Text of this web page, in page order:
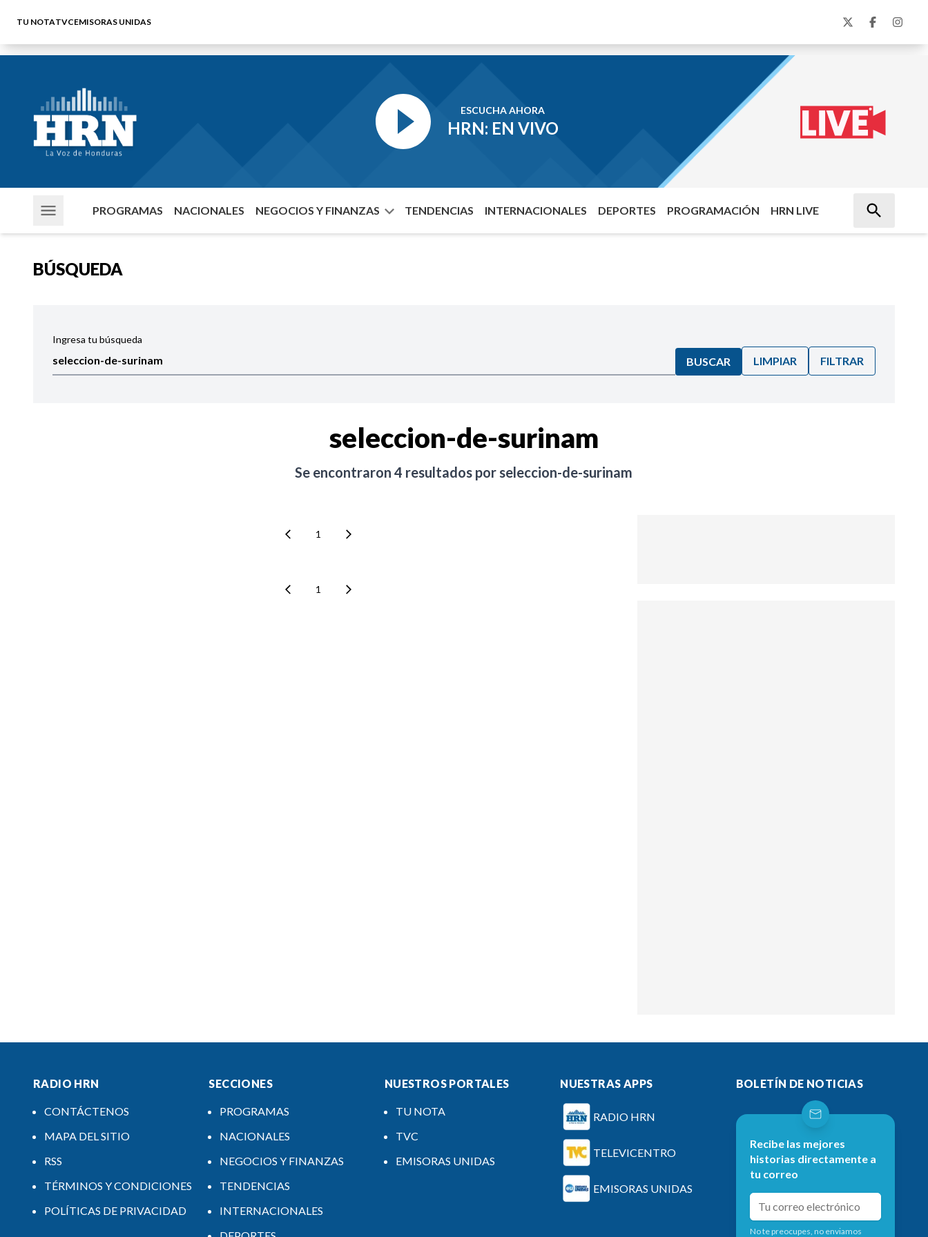
TU NOTATVCEMISORAS UNIDAS
ESCUCHA AHORA
HRN: EN VIVO
PROGRAMAS NACIONALES NEGOCIOS Y FINANZAS TENDENCIAS INTERNACIONALES DEPORTES PROGRAMACIÓN HRN LIVE
BÚSQUEDA
Ingresa tu búsqueda
BUSCAR LIMPIAR FILTRAR
seleccion-de-surinam
Se encontraron4 resultados por seleccion-de-surinam
1
1
RADIO HRN
CONTÁCTENOS
MAPA DEL SITIO
RSS
TÉRMINOS Y CONDICIONES
POLÍTICAS DE PRIVACIDAD
SECCIONES
PROGRAMAS
NACIONALES
NEGOCIOS Y FINANZAS
TENDENCIAS
INTERNACIONALES
NUESTROS PORTALES
TU NOTA
TVC
EMISORAS UNIDAS
NUESTRAS APPS
RADIO HRN
TELEVICENTRO
EMISORAS UNIDAS
BOLETÍN DE NOTICIAS
Recibe las mejores
historias directamente a
tu correo
No te preocupes, no enviamos